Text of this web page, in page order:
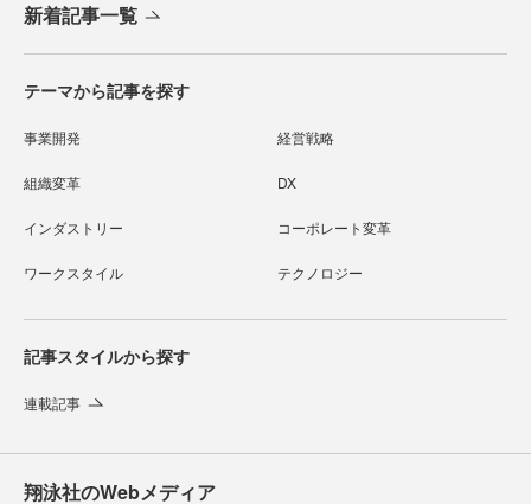
新着記事一覧
テーマから記事を探す
事業開発 経営戦略
組織変革 DX
インダストリー コーポレート変革
ワークスタイル テクノロジー
記事スタイルから探す
連載記事
翔泳社のWebメディア